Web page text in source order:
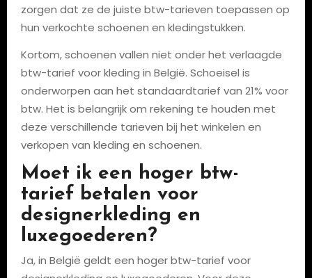
zorgen dat ze de juiste btw-tarieven toepassen op
hun verkochte schoenen en kledingstukken.
Kortom, schoenen vallen niet onder het verlaagde
btw-tarief voor kleding in België. Schoeisel is
onderworpen aan het standaardtarief van 21% voor
btw. Het is belangrijk om rekening te houden met
deze verschillende tarieven bij het winkelen en
verkopen van kleding en schoenen.
Moet ik een hoger btw-
tarief betalen voor
designerkleding en
luxegoederen?
Ja, in België geldt een hoger btw-tarief voor